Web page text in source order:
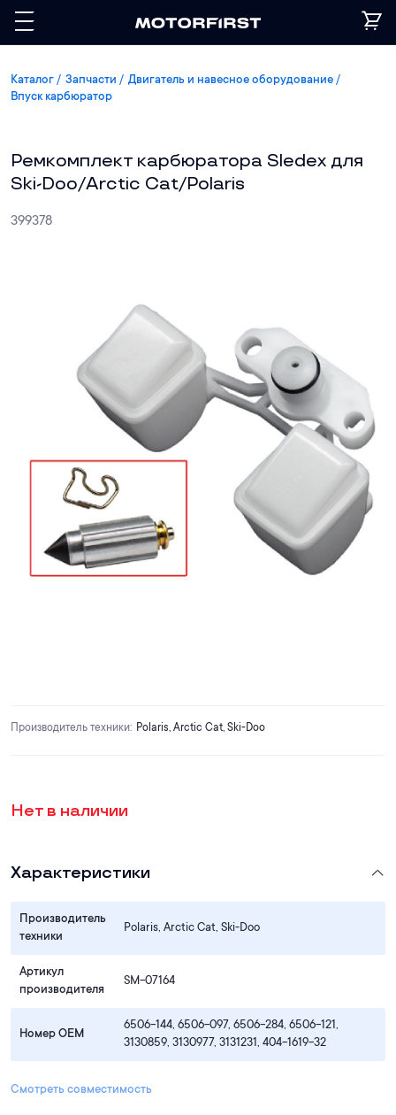
Каталог Запчасти
Двигатель и навесное оборудование
Впуск карбюратор
Ремкомплект карбюратора Sledex для
Ski-Doo/Arctic Cat/Polaris
399378
Производитель техники: Polaris, Arctic Cat, Ski-Doo
Нет в наличии
Характеристики
Производитель
техники
Polaris, Arctic Cat, Ski-Doo
Артикул
производителя
SM-07164
Номер OEM
6506-144, 6506-097, 6506-284, 6506-121,
3130859, 3130977, 3131231, 404-1619-32
Смотреть совместимость